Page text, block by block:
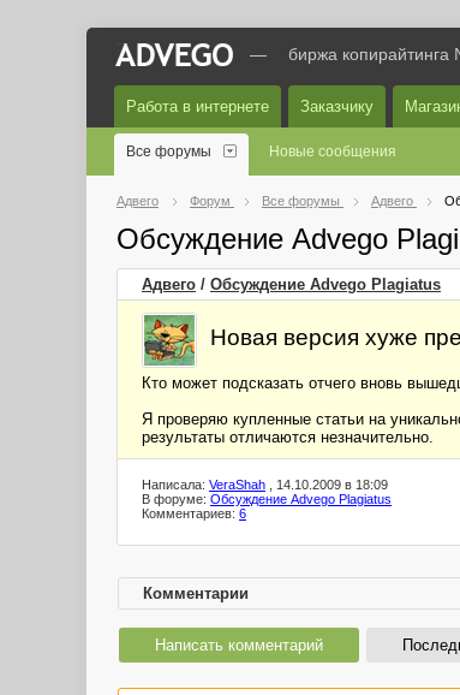
— биржа копирайтинга
Работа в интернете Заказчику
Все форумы Новые сообщения
Адвего Форум Все форумы Адвего
Обсуждение Advego
Адвего / Обсуждение Advego Plagiatus
Новая версия хуже
Кто может подсказать отчего вновь
Я проверяю купленные статьи на
результаты отличаются незначительно.
Написала: VeraShah , 14.10.2009 в 18:09
В форуме: Обсуждение Advego Plagiatus
Комментариев: 6
Комментарии
Написать комментарий